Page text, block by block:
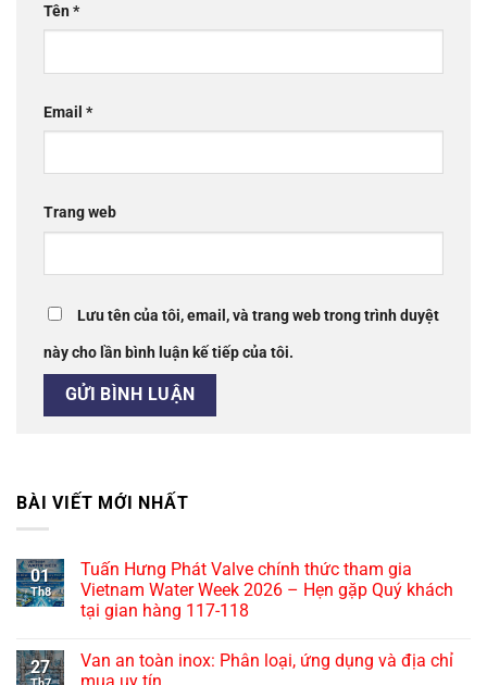
Tên*
Email *
Trang web
Lưu tên của tôi, email, và trang web trong trình duyệt
này cho lần bình luận kế tiếp của tôi.
BÀI VIẾT MỚI NHẤT
01
Th8
Tuấn Hưng Phát Valve chính thức tham gia
Vietnam Water Week 2026 – Hẹn gặp Quý khách
tại gian hàng 117-118
27
Van an toàn inox: Phân loại, ứng dụng và địa chỉ